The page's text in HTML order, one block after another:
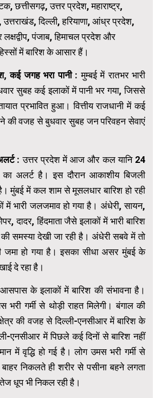
छत्तीसगढ़, उत्तर प्रदेश, महाराष्ट्र,
दिल्ली, हरियाणा, आंध्र प्रदेश,
पंजाब, हिमाचल प्रदेश और
में बारिश के आसार हैं।
कई जगह भरा पानी: मुम्बई में रातभर भारी
सुबह कई इलाकों में पानी भर गया, जिससे
प्रभावित हुआ। वित्तीय राजधानी में कई
की वजह से बुधवार सुबह जन परिवहन सेवाएं
:उत्तर प्रदेश में आज और कल यानि 24
का अलर्ट है। इस दौरान आकाशीय बिजली
मुंबई में कल शाम से मूसलधार बारिश हो रही
में भारी जलजमाव हो गया है। अंधेरी, सायन,
दादर, हिंदमाता जैसे इलाकों में भारी बारिश
समस्या देखी जा रही है। अंधेरी सबवे में तो
जमा हो गया है। इसका सीधा असर मुंबई के
दे रहा है।
के इलाकों में बारिश की संभावना है।
भरी गर्मी से थोड़ी राहत मिलेगी। बंगाल की
की वजह से दिल्ली-एनसीआर में बारिश के
एनसीआर में पिछले कई दिनों से बारिश नहीं
में वृद्धि हो गई है। लोग उमस भरी गर्मी से
निकलते ही शरीर से पसीना बहने लगता
धूप भी निकल रही है।